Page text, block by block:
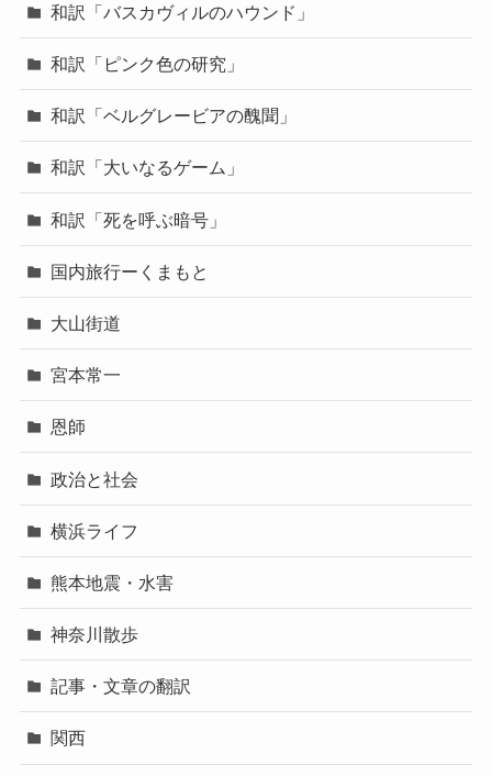
和訳「バスカヴィルのハウンド」
和訳「ピンク色の研究」
和訳「ベルグレービアの醜聞」
和訳「大いなるゲーム」
和訳「死を呼ぶ暗号」
国内旅行ーくまもと
大山街道
宮本常一
恩師
政治と社会
横浜ライフ
熊本地震・水害
神奈川散歩
記事・文章の翻訳
関西